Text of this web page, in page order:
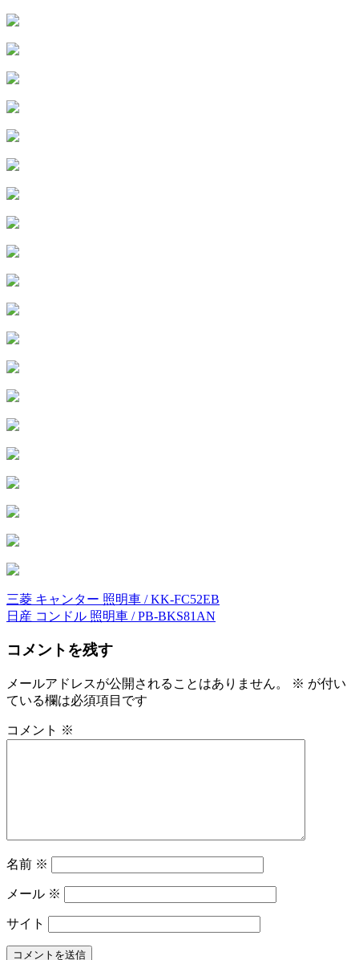
投
稿
ナ
ビ
ゲ
ー
三菱 キャンター 照明車 / KK-FC52EB
日産 コンドル 照明車 / PB-BKS81AN
コメントを残す
メールアドレスが公開されることはありません。 ※ が付い
ている欄は必須項目です
コメント ※
名前 ※
メール ※
サイト